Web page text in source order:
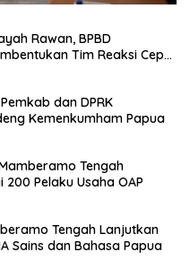
Rawan, BPBD
Tim Reaksi Cepat
dan DPRK
Kemenkumham Papua
Tengah
Pelaku Usaha OAP
Tengah Lanjutkan
Sains dan Bahasa Papua